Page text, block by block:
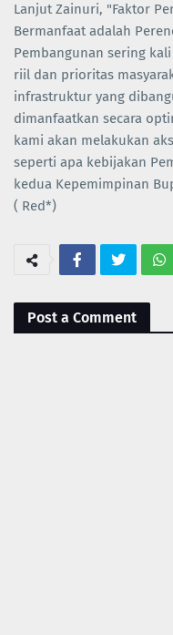
Lanjut Zainuri, "Faktor
Bermanfaat adalah
Pembangunan sering
riil dan prioritas
infrastruktur yang
dimanfaatkan secara
kami akan melakukan
seperti apa kebijakan
kedua Kepemimpinan
( Red*)
Post a Comment